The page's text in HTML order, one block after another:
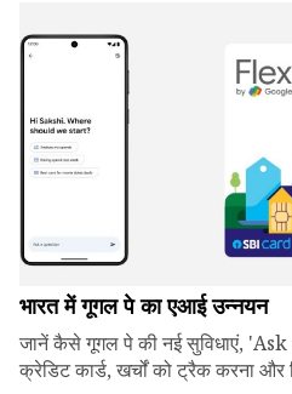
भारत में गूगल पे का एआई उन्नयन
जानें कैसे गूगल पे की नई सुविधाएं,
क्रेडिट कार्ड, खर्चों को ट्रैक करना और